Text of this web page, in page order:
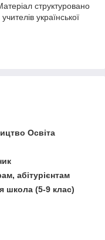
структуровано
української
Освіта
абітурієнтам
школа (5-9 клас)